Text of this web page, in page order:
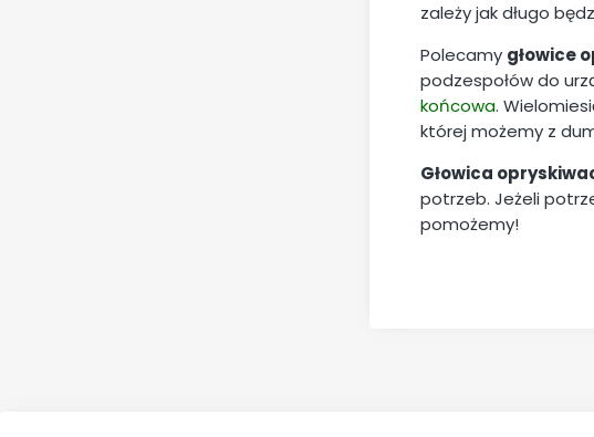
zależy jak długo
Polecamy głowice
podzespołów do
końcowa.
której możemy z
Głowica
potrzeb. Jeżeli
pomożemy!